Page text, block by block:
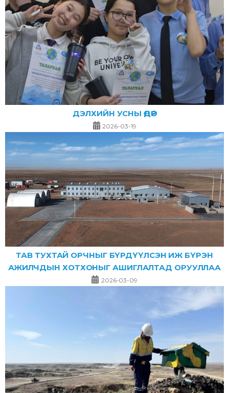
ДЭЛХИЙН УСНЫ ӨДӨР
2026-03-19
ТАВ ТУХТАЙ ОРЧНЫГ БҮРДҮҮЛСЭН ИЖ БҮРЭН
АЖИЛЧДЫН ХОТХОНЫГ АШИГЛАЛТАД ОРУУЛЛАА
2026-03-09